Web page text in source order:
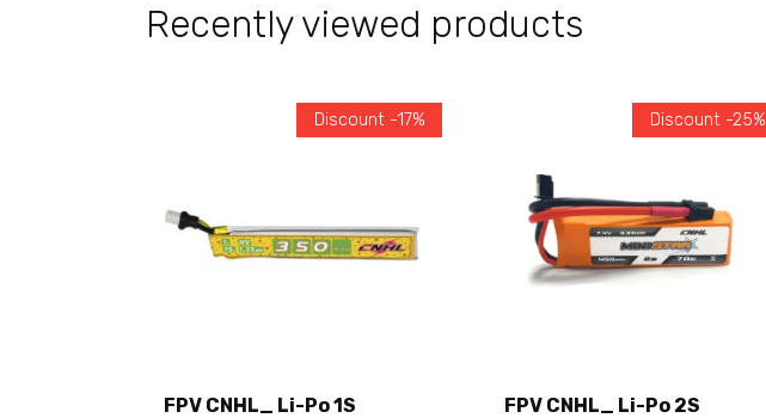
Recently viewed products
Discount -17%
FPV CNHL_ Li-Po 1S
Discount -25%
FPV CNHL_ Li-Po 2S